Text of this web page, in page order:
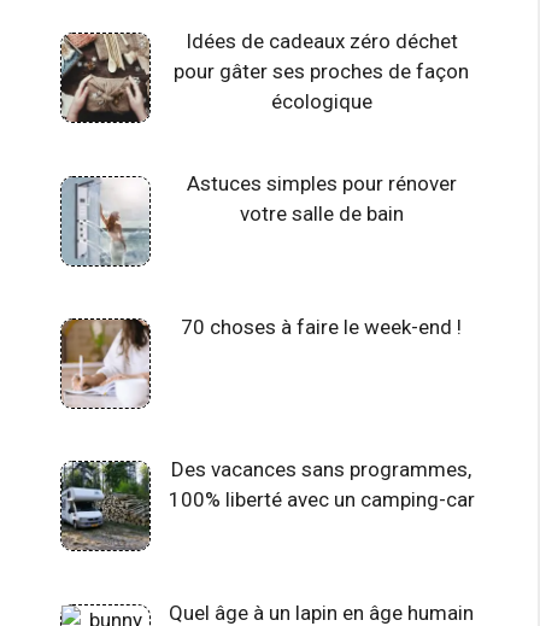
Idées de cadeaux zéro déchet
pour gâter ses proches de façon
écologique
Astuces simples pour rénover
votre salle de bain
70 choses à faire le week-end !
Des vacances sans programmes,
100% liberté avec un camping-car
Quel âge à un lapin en âge humain